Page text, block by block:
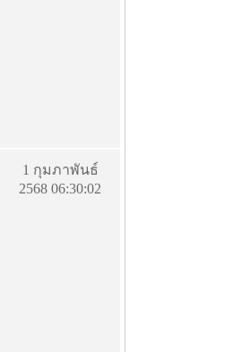
1 กุมภาพันธ์
2568 06:30:02